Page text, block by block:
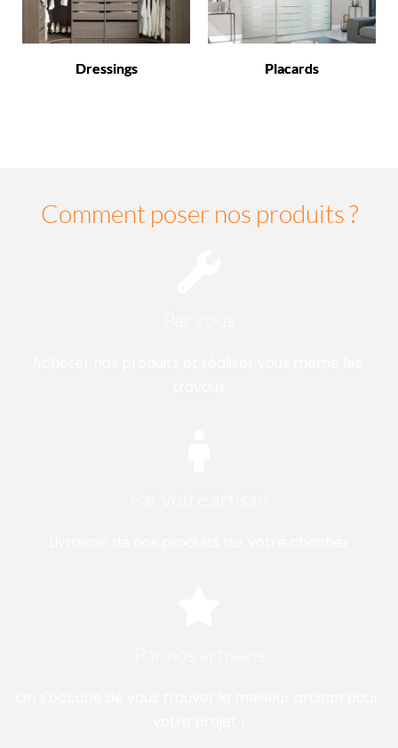
Dressings Placards
Comment poser nos produits ?